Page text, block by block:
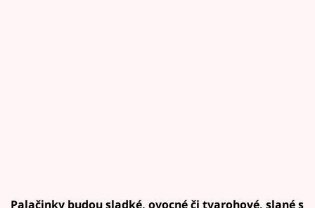
Palačinky budou sladké, ovocné či tvarohové, slané s